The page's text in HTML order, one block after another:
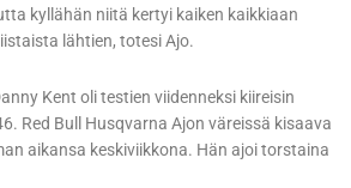
kyllähän niitä kertyi kaiken kaikkiaan
lähtien, totesi Ajo.
Kent oli testien viidenneksi kiireisin
Red Bull Husqvarna Ajon väreissä kisaava
aikansa keskiviikkona. Hän ajoi torstaina